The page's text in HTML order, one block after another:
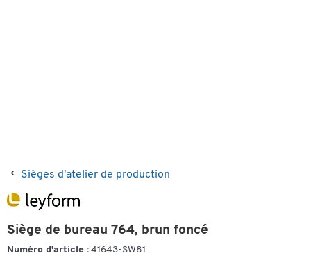
Sièges d'atelier de production
Siège de bureau 764, brun foncé
Numéro d'article : 41643-SW81